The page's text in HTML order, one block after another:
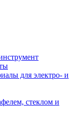
для электро- и
стеклом и